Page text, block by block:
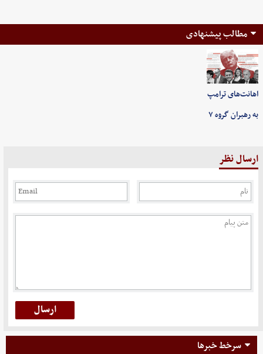
مطالب پیشنهادی
اهانت‌های ترامپ
به رهبران گروه ۷
ارسال نظر
سرخط خبرها